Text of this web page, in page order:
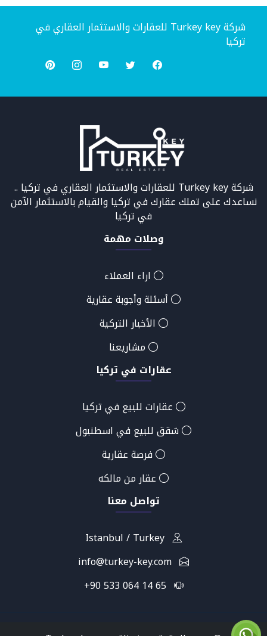
شركة Turkey key للعقارات والاستثمار العقاري في
تركيا
شركة Turkey key للعقارات والاستثمار العقاري في تركيا ..
نساعدك على تملك عقارك في تركيا والقيام بالاستثمار الآمن
في تركيا
وصلات مهمة
اراء العملاء
أسئلة وأجوبة عقارية
الأخبار التركية
مشاريعنا
عقارات في تركيا
عقارات للبيع في تركيا
شقق للبيع في اسطنبول
فرصة عقارية
عقار من مالكه
تواصل معنا
Istanbul / Turkey
info@turkey-key.com
+90 533 064 14 65